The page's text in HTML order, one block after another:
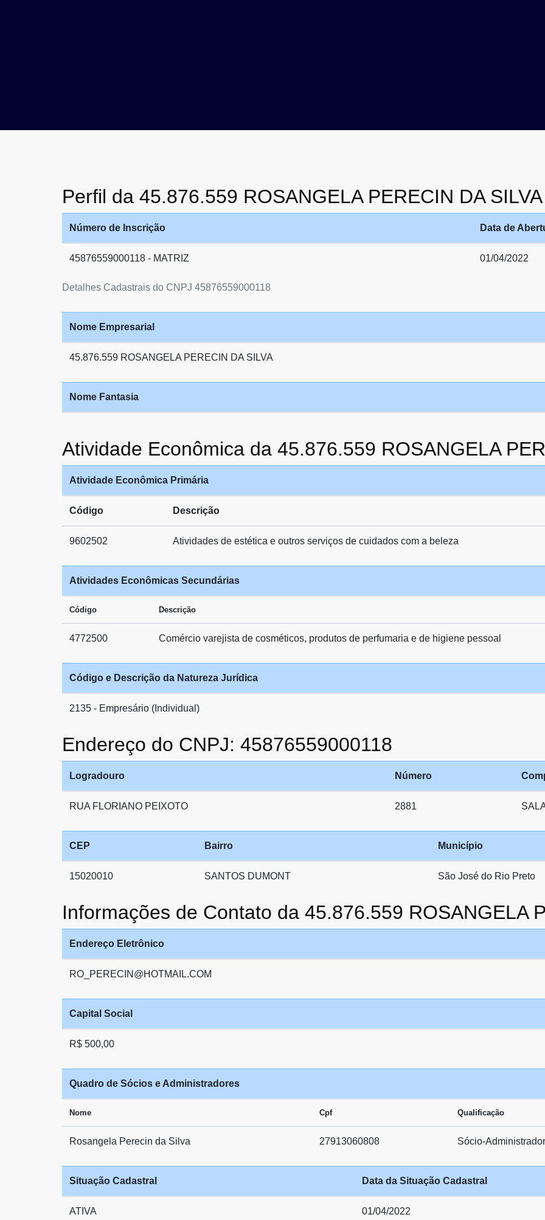
Perfil da 45.876.559 ROSANGELA PERECIN DA SILVA
Detalhes Cadastrais do CNPJ 45876559000118
Número de Inscrição Data de
45876559000118 - MATRIZ 01/04/2022
Nome Empresarial
45.876.559 ROSANGELA PERECIN DA SILVA
Nome Fantasia
Atividade Econômica da 45.876.559 ROSANGELA
Atividade Econômica Primária
Código Descrição
9602502 Atividades de estética e outros serviços de cuidados com a beleza
Atividades Econômicas Secundárias
Código Descrição
4772500 Comércio varejista de cosméticos, produtos de perfumaria e de higiene pessoal
Código e Descrição da Natureza Jurídica
2135 - Empresário (Individual)
Endereço do CNPJ: 45876559000118
Logradouro Número
RUA FLORIANO PEIXOTO 2881
CEP Bairro Município
15020010 SANTOS DUMONT São José do Rio Preto
Informações de Contato da 45.876.559 ROSANGELA
Endereço Eletrônico
RO_PERECIN@HOTMAIL.COM
Capital Social
R$ 500,00
Quadro de Sócios e Administradores
Nome Cpf Qualificação
Rosangela Perecin da Silva 27913060808 Sócio-Administrador
Situação Cadastral Data da Situação Cadastral
ATIVA 01/04/2022